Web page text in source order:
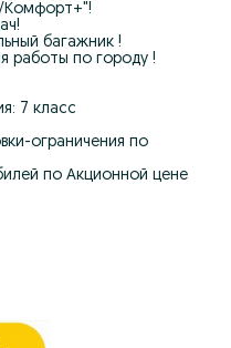
Комфорт+"!
багажник !
работы по городу !
7 класс
ограничения по
по Акционной цене